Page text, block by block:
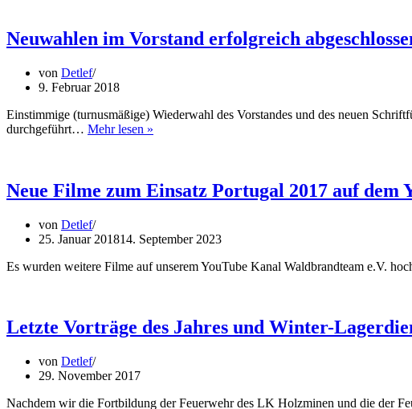
im
ANDERS
Walsrode
Neuwahlen im Vorstand erfolgreich
von Detlef
9. Februar 2018
Einstimmige (turnusmäßige) Wiederwahl des Vorstandes und des neuen
durchgeführt… Mehr lesen »
abgeschlossen
Neue Filme zum Einsatz Portugal 2017 auf dem
von Detlef
25. Januar 201814. September 2023
Es wurden weitere Filme auf unserem YouTube Kanal Waldbrandteam e.V.
Letzte Vorträge des Jahres und Winter-
von Detlef
29. November 2017
Nachdem wir die Fortbildung der Feuerwehr des LK Holzminen und die der